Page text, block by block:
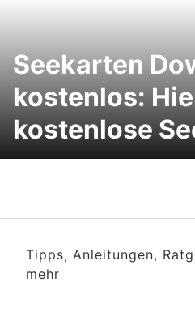
Seekarten
kostenlos:
kostenlose
Tipps, Anleitungen,
mehr